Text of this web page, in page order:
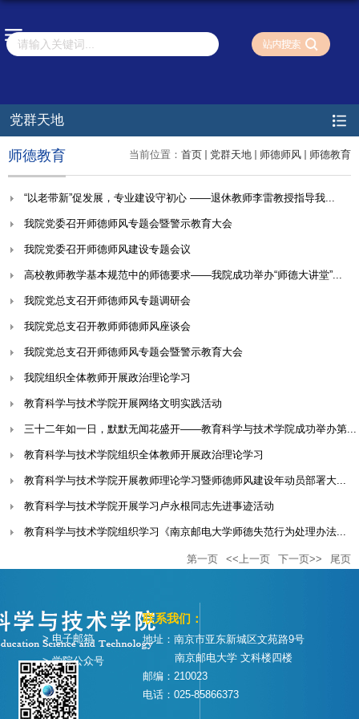
党群天地
当前位置： 首页 党群天地 师德师风 师德教育
师德教育
“以老带新”促发展，专业建设守初心 ——退休教师李雷教授指导我...
我院党委召开师德师风专题会暨警示教育大会
我院党委召开师德师风建设专题会议
高校教师教学基本规范中的师德要求——我院成功举办“师德大讲堂”...
我院党总支召开师德师风专题调研会
我院党总支召开教师师德师风座谈会
我院党总支召开师德师风专题会暨警示教育大会
我院组织全体教师开展政治理论学习
教育科学与技术学院开展网络文明实践活动
三十二年如一日，默默无闻花盛开——教育科学与技术学院成功举办第...
教育科学与技术学院组织全体教师开展政治理论学习
教育科学与技术学院开展教师理论学习暨师德师风建设年动员部署大...
教育科学与技术学院开展学习卢永根同志先进事迹活动
教育科学与技术学院组织学习《南京邮电大学师德失范行为处理办法...
第一页 <<上一页 下一页>> 尾页
联系我们：
地址：南京市亚东新城区文苑路9号
南京邮电大学 文科楼四楼
邮编：210023
电话：025-85866373
> 电子邮箱
> 学院公众号